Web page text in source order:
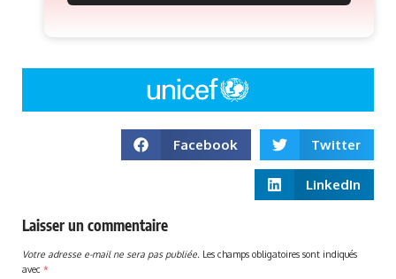
Facebook Twitter
LinkedIn
Laisser un commentaire
Votre adresse e-mail ne sera pas publiée. Les champs obligatoires sont indiqués
avec *